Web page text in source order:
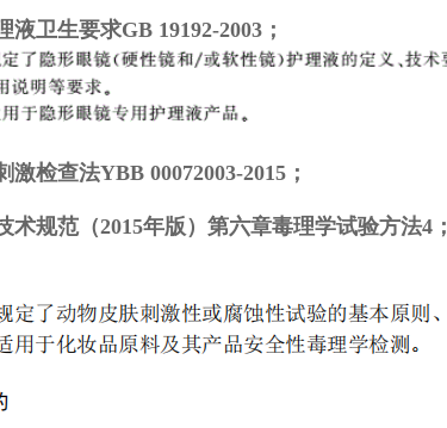
液卫生要求GB 19192-2003；
激检查法YBB 00072003-2015；
术规范（2015年版）第六章毒理学试验方法4；